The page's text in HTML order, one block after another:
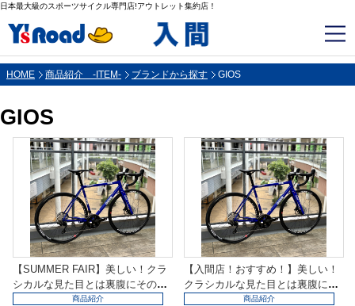
日本最大級のスポーツサイクル専門店!アウトレット集約店！
HOME 商品紹介 -ITEM- ブランドから探す GIOS
GIOS
【SUMMER FAIR】美しい！クラ
シカルな見た目とは裏腹にその走
りは一線級！...商品紹介
【入間店！おすすめ！】美しい！
クラシカルな見た目とは裏腹にそ
の走りは一線級！GI...
商品紹介